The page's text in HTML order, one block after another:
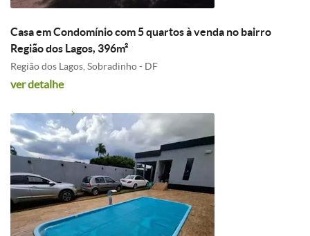
Casa em Condomínio com 5 quartos à venda no bairro
Região dos Lagos, 396m²
Região dos Lagos, Sobradinho - DF
ver detalhe